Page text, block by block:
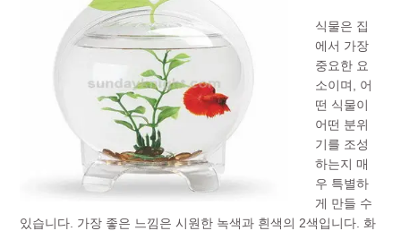
식물은 집
에서 가장
중요한 요
소이며, 어
떤 식물이
어떤 분위
기를 조성
하는지 매
우 특별하
게 만들 수
있습니다. 가장 좋은 느낌은 시원한 녹색과 흰색의 2색입니다. 화